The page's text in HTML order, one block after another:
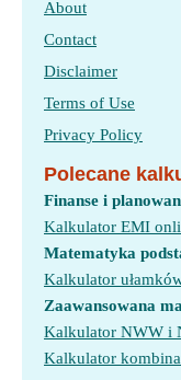
About
Contact
Disclaimer
Terms of Use
Privacy Policy
Polecane
Finanse i
Kalkulator EMI
Matematyka
Kalkulator
Zaawansowana
Kalkulator NWW i
Kalkulator